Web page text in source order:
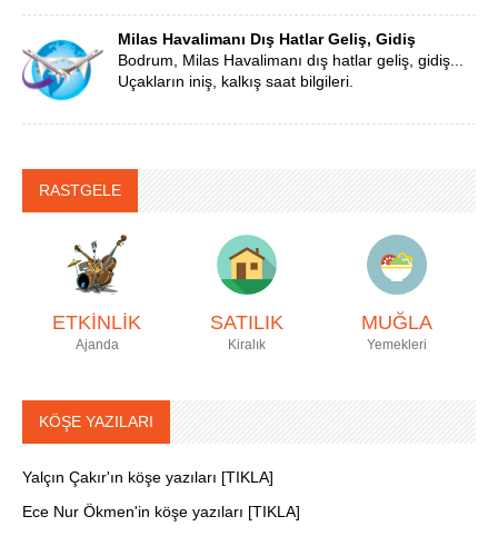
Milas Havalimanı Dış Hatlar Geliş, Gidiş
Bodrum, Milas Havalimanı dış hatlar geliş, gidiş...
Uçakların iniş, kalkış saat bilgileri.
RASTGELE
ETKİNLİK
Ajanda
SATILIK
Kiralık
MUĞLA
Yemekleri
KÖŞE YAZILARI
Yalçın Çakır'ın köşe yazıları [TIKLA]
Ece Nur Ökmen'in köşe yazıları [TIKLA]